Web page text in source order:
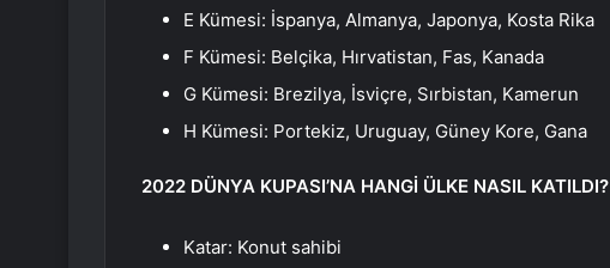
E Kümesi: İspanya, Almanya, Japonya, Kosta Rika
F Kümesi: Belçika, Hırvatistan, Fas, Kanada
G Kümesi: Brezilya, İsviçre, Sırbistan, Kamerun
H Kümesi: Portekiz, Uruguay, Güney Kore, Gana
2022 DÜNYA KUPASI’NA HANGİ ÜLKE NASIL KATILDI?
Katar: Konut sahibi